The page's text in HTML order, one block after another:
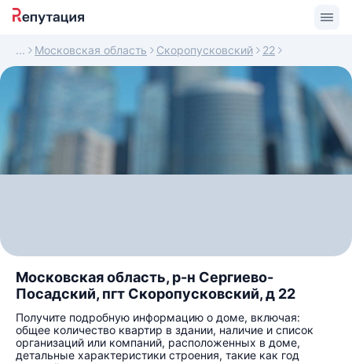
Московская область Скоропусковский 22
Московская область, р-н Сергиево-
Посадский, пгт Скоропусковский, д 22
Получите подробную информацию о доме, включая:
общее количество квартир в здании, наличие и список
организаций или компаний, расположенных в доме,
детальные характеристики строения, такие как год